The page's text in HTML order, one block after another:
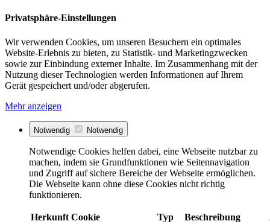
Privatsphäre-Einstellungen
Wir verwenden Cookies, um unseren Besuchern ein optimales
Website-Erlebnis zu bieten, zu Statistik- und Marketingzwecken
sowie zur Einbindung externer Inhalte. Im Zusammenhang mit der
Nutzung dieser Technologien werden Informationen auf Ihrem
Gerät gespeichert und/oder abgerufen.
Mehr anzeigen
Notwendig Notwendig
Notwendige Cookies helfen dabei, eine Webseite nutzbar zu
machen, indem sie Grundfunktionen wie Seitennavigation
und Zugriff auf sichere Bereiche der Webseite ermöglichen.
Die Webseite kann ohne diese Cookies nicht richtig
funktionieren.
Herkunft Cookie Typ Beschreibung